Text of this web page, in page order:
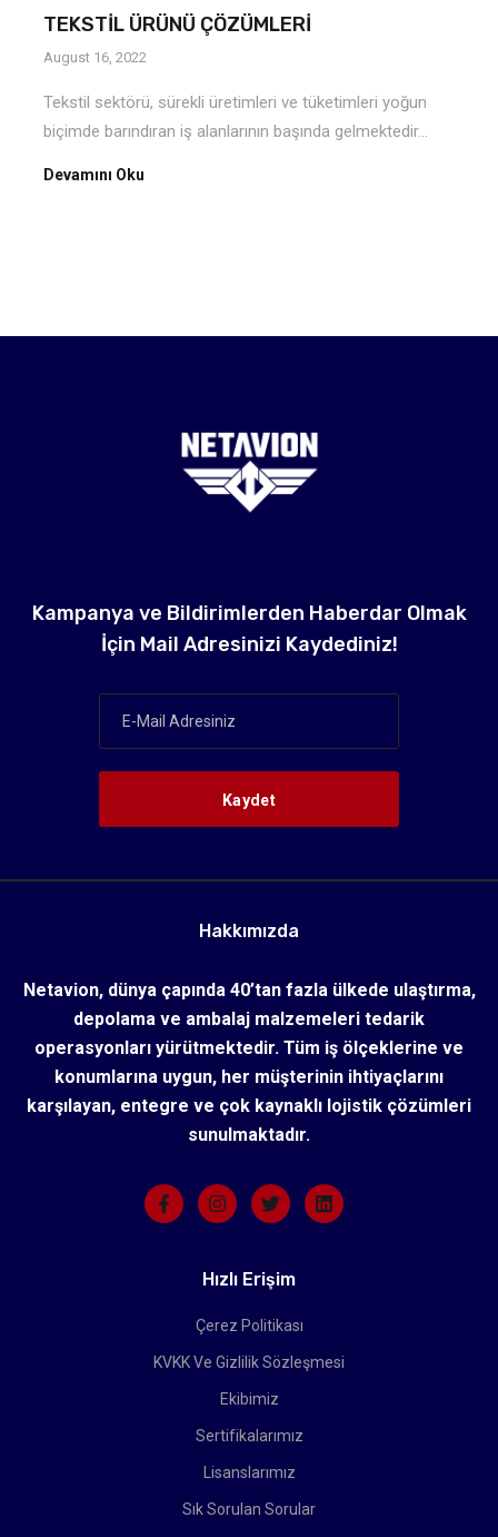
TEKSTİL ÜRÜNÜ ÇÖZÜMLERİ
August 16, 2022
Tekstil sektörü, sürekli üretimleri ve tüketimleri yoğun
biçimde barındıran iş alanlarının başında gelmektedir...
Devamını Oku
Kampanya ve Bildirimlerden Haberdar Olmak
İçin Mail Adresinizi Kaydediniz!
Kaydet
Hakkımızda
Netavion, dünya çapında 40’tan fazla ülkede ulaştırma,
depolama ve ambalaj malzemeleri tedarik
operasyonları yürütmektedir. Tüm iş ölçeklerine ve
konumlarına uygun, her müşterinin ihtiyaçlarını
karşılayan, entegre ve çok kaynaklı lojistik çözümleri
sunulmaktadır.
Hızlı Erişim
Çerez Politikası
KVKK Ve Gizlilik Sözleşmesi
Ekibimiz
Sertifikalarımız
Lisanslarımız
Sık Sorulan Sorular